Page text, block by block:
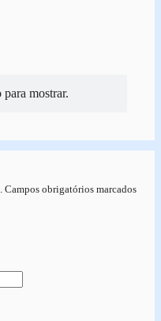
mostrar.
Campos obrigatórios marcados